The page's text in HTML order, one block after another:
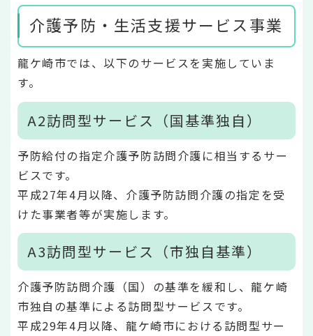
介護予防・生活支援サービス事業
龍ケ崎市では、以下のサービスを実施していま
す。
A2訪問型サービス（国基準独自）
予防給付の指定介護予防訪問介護に相当するサー
ビスです。
平成27年4月以降、介護予防訪問介護の指定を受
けた事業者等が実施します。
A3訪問型サービス（市独自基準）
介護予防訪問介護（国）の基準を緩和し、龍ケ崎
市独自の基準による訪問型サービスです。
平成29年4月以降、龍ケ崎市における訪問型サー